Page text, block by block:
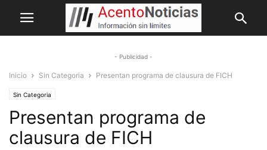
- Publicidad -
Inicio Sin Categoria Presentan programa de clausura de FICH
Sin Categoria
Presentan programa de
clausura de FICH